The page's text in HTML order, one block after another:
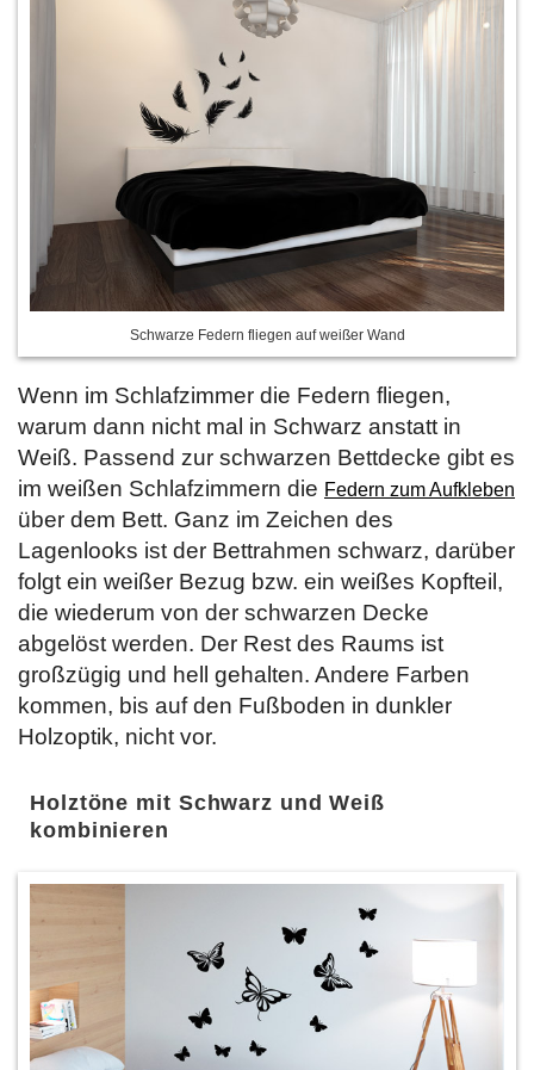
Schwarze Federn fliegen auf weißer Wand
Wenn im Schlafzimmer die Federn fliegen,
warum dann nicht mal in Schwarz anstatt in
Weiß. Passend zur schwarzen Bettdecke gibt es
im weißen Schlafzimmern die Federn zum Aufkleben
über dem Bett. Ganz im Zeichen des
Lagenlooks ist der Bettrahmen schwarz, darüber
folgt ein weißer Bezug bzw. ein weißes Kopfteil,
die wiederum von der schwarzen Decke
abgelöst werden. Der Rest des Raums ist
großzügig und hell gehalten. Andere Farben
kommen, bis auf den Fußboden in dunkler
Holzoptik, nicht vor.
Holztöne mit Schwarz und Weiß
kombinieren